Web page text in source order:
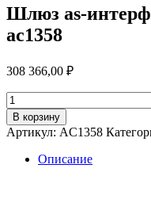
Шлюз as-
ac1358
308 366,00 ₽
Количество
товара
Шлюз
as-
интерфейс
modbus/tcp
В корзину
Артикул: AC1358
Описание